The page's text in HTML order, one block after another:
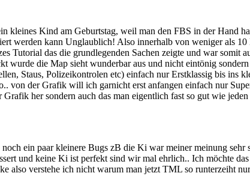
kleines Kind am Geburtstag, weil man den FBS in der Hand
werden kann Unglaublich! Also innerhalb von weniger als
Tutorial das die grundlegenden Sachen zeigte und war somit
wurde die Map sieht wunderbar aus und nicht eintönig
Staus, Polizeikontrolen etc) einfach nur Erstklassig bis ins
von der Grafik will ich garnicht erst anfangen einfach nur
her sondern auch das man eigentlich fast so gut wie
ein paar kleinere Bugs zB die Ki war meiner meinung
und keine Ki ist perfekt sind wir mal ehrlich.. Ich möchte
also verstehe ich nicht warum man jetzt TML so runterzeiht